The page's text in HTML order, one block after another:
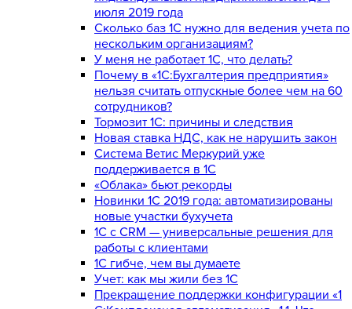
июля 2019 года
Сколько баз 1C нужно для ведения учета по
нескольким организациям?
У меня не работает 1С, что делать?
Почему в «1С:Бухгалтерия предприятия»
нельзя считать отпускные более чем на 60
сотрудников?
Тормозит 1C: причины и следствия
Новая ставка НДС, как не нарушить закон
Система Ветис Меркурий уже
поддерживается в 1С
«Облака» бьют рекорды
Новинки 1С 2019 года: автоматизированы
новые участки бухучета
1С с CRM — универсальные решения для
работы с клиентами
1С гибче, чем вы думаете
Учет: как мы жили без 1С
Прекращение поддержки конфигурации «1